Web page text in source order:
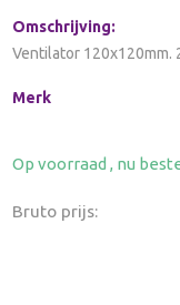
Omschrijving:
Ventilator 120x120mm.
Merk
Op voorraad , nu
Bruto prijs: